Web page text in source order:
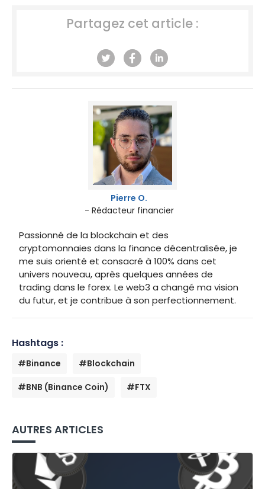
Partagez cet article :
Pierre O.
- Rédacteur financier
Passionné de la blockchain et des
cryptomonnaies dans la finance décentralisée, je
me suis orienté et consacré à 100% dans cet
univers nouveau, après quelques années de
trading dans le forex. Le web3 a changé ma vision
du futur, et je contribue à son perfectionnement.
Hashtags :
#Binance
#Blockchain
#BNB (Binance Coin)
#FTX
AUTRES ARTICLES